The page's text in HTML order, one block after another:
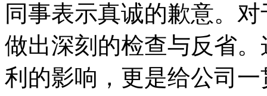
同事表示真诚的歉意。
做出深刻的检查与反省
利的影响，更是给公司